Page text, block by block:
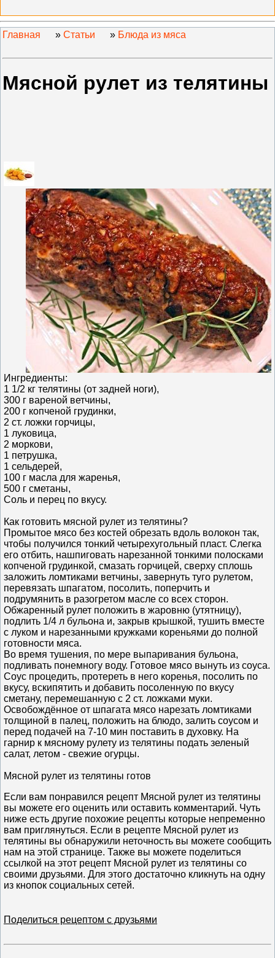
Главная » Статьи » Блюда из мяса
Мясной рулет из телятины
Ингредиенты:
1 1/2 кг телятины (от задней ноги),
300 г вареной ветчины,
200 г копченой грудинки,
2 ст. ложки горчицы,
1 луковица,
2 моркови,
1 петрушка,
1 сельдерей,
100 г масла для жаренья,
500 г сметаны,
Соль и перец по вкусу.
Как готовить мясной рулет из телятины?
Промытое мясо без костей обрезать вдоль волокон так,
чтобы получился тонкий четырехугольный пласт. Слегка
его отбить, нашпиговать нарезанной тонкими полосками
копченой грудинкой, смазать горчицей, сверху сплошь
заложить ломтиками ветчины, завернуть туго рулетом,
перевязать шпагатом, посолить, поперчить и
подрумянить в разогретом масле со всех сторон.
Обжаренный рулет положить в жаровню (утятницу),
подлить 1/4 л бульона и, закрыв крышкой, тушить вместе
c луком и нарезанными кружками кореньями до полной
готовности мяса.
Во время тушения, по мере выпаривания бульона,
подливать понемногу воду. Готовое мясо вынуть из соуса.
Соус процедить, протереть в него коренья, посолить по
вкусу, вскипятить и добавить посоленную по вкусу
сметану, перемешанную c 2 ст. ложками муки.
Освобождённое от шпагата мясо нарезать ломтиками
толщиной в палец, положить на блюдо, залить соусом и
перед подачей на 7-10 мин поставить в духовку. На
гарнир к мясному рулету из телятины подать зеленый
салат, летом - свежие огурцы.
Мясной рулет из телятины готов
Если вам понравился рецепт Мясной рулет из телятины
вы можете его оценить или оставить комментарий. Чуть
ниже есть другие похожие рецепты которые непременно
вам приглянуться. Если в рецепте Мясной рулет из
телятины вы обнаружили неточность вы можете сообщить
нам на этой странице. Также вы можете поделиться
ссылкой на этот рецепт Мясной рулет из телятины со
своими друзьями. Для этого достаточно кликнуть на одну
из кнопок социальных сетей.
Поделиться рецептом с друзьями